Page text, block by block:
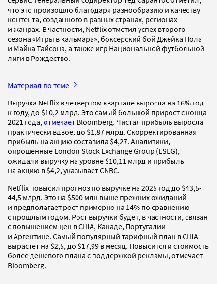
что это произошло благодаря разнообразию и качеству
контента, созданного в разных странах, регионах
и жанрах. В частности, Netflix отметил успех второго
сезона «Игры в кальмара», боксерский бой Джейка Пола
и Майка Тайсона, а также игр Национальной футбольной
лиги в Рождество.
Материал по теме
Выручка Netflix в четвертом квартале выросла на 16% год
к году, до $10,2 млрд. Это самый большой прирост с конца
2021 года, отмечает Bloomberg. Чистая прибыль выросла
практически вдвое, до $1,87 млрд. Скорректированная
прибыль на акцию составила $4,27. Аналитики,
опрошенные London Stock Exchange Group (LSEG),
ожидали выручку на уровне $10,11 млрд и прибыль
на акцию в $4,2, указывает CNBC.
Netflix повысил прогноз по выручке на 2025 год до $43,5-
44,5 млрд. Это на $500 млн выше прежних ожиданий
и предполагает рост примерно на 14% по сравнению
с прошлым годом. Рост выручки будет, в частности, связан
с повышением цен в США, Канаде, Португалии
и Аргентине. Самый популярный тарифный план в США
вырастет на $2,5, до $17,99 в месяц. Повысится и стоимость
более дешевого плана с поддержкой рекламы, отмечает
Bloomberg.